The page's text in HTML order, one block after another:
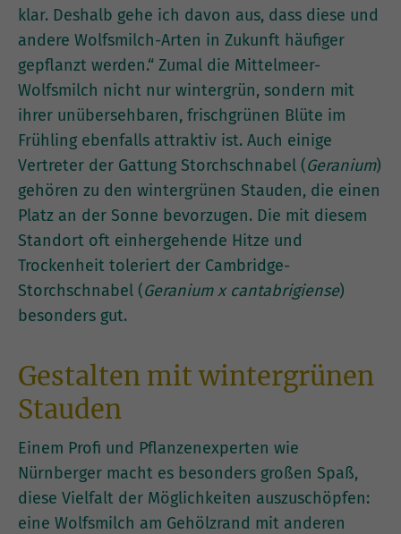
klar. Deshalb gehe ich davon aus, dass diese und
andere Wolfsmilch-Arten in Zukunft häufiger
gepflanzt werden.“ Zumal die Mittelmeer-
Wolfsmilch nicht nur wintergrün, sondern mit
ihrer unübersehbaren, frischgrünen Blüte im
Frühling ebenfalls attraktiv ist. Auch einige
Vertreter der Gattung Storchschnabel (Geranium)
gehören zu den wintergrünen Stauden, die einen
Platz an der Sonne bevorzugen. Die mit diesem
Standort oft einhergehende Hitze und
Trockenheit toleriert der Cambridge-
Storchschnabel (Geranium x cantabrigiense)
besonders gut.
Gestalten mit wintergrünen
Stauden
Einem Profi und Pflanzenexperten wie
Nürnberger macht es besonders großen Spaß,
diese Vielfalt der Möglichkeiten auszuschöpfen:
eine Wolfsmilch am Gehölzrand mit anderen